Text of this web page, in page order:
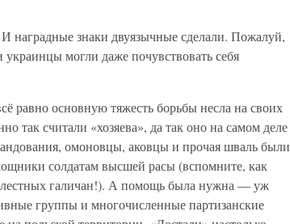
наградные знаки двуязычные сделали. Пожалуй,
могли даже почувствовать себя
равно основную тяжесть борьбы несла на своих
так считали «хозяева», да так оно на самом деле
омоновцы, аковцы и прочая шваль были
солдатам высшей расы (вспомните, как
галичан!). А помощь была нужна — уж
группы и многочисленные партизанские